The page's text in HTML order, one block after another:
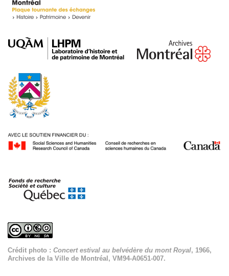
Crédit photo : Concert estival au belvédère du mont Royal, 1966,
Archives de la Ville de Montréal, VM94-A0651-007.